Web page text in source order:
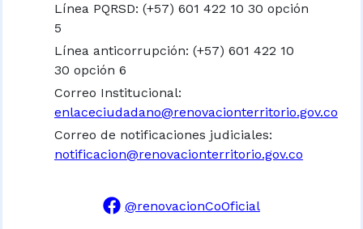
Línea PQRSD: (+57) 601 422 10 30 opción
5
Línea anticorrupción: (+57) 601 422 10
30 opción 6
Correo Institucional:
enlaceciudadano@renovacionterritorio.gov.co
Correo de notificaciones judiciales:
notificacion@renovacionterritorio.gov.co
@renovacionCoOficial